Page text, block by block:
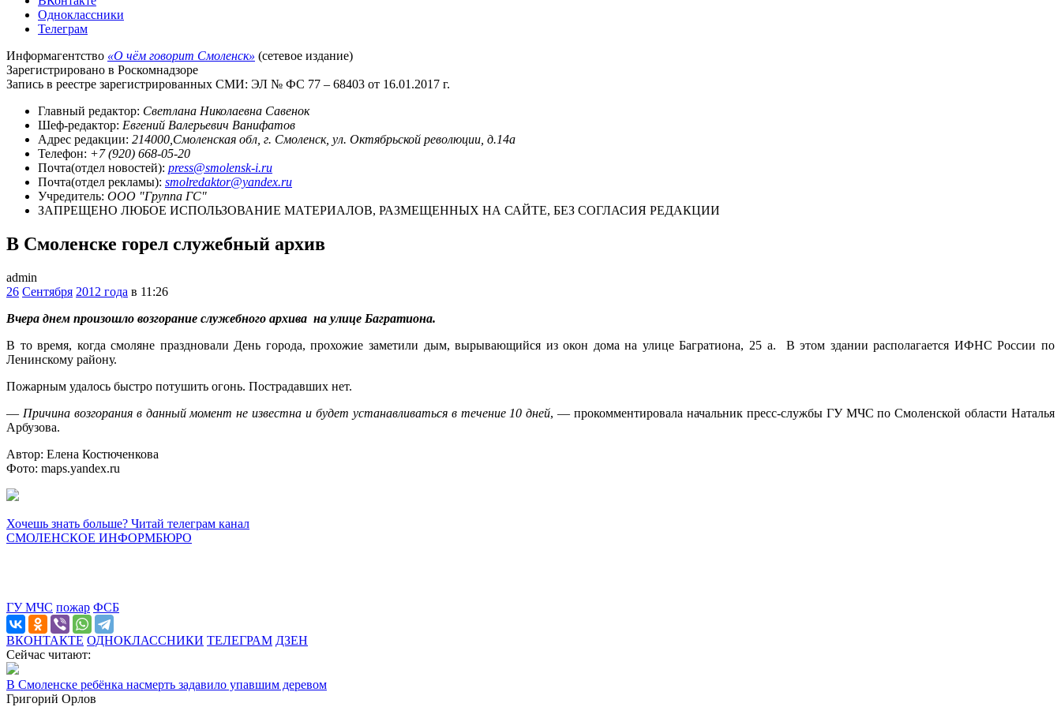
Одноклассники
Телеграм
Информагентство «О чём говорит Смоленск» (сетевое издание)
Зарегистрировано в Роскомнадзоре
Запись в реестре зарегистрированных СМИ: ЭЛ № ФС 77 – 68403 от 16.01.2017 г.
Главный редактор: Светлана Николаевна Савенок
Шеф-редактор: Евгений Валерьевич Ванифатов
Адрес редакции: 214000,Смоленская обл, г. Смоленск, ул. Октябрьской революции, д.14а
Телефон: +7 (920) 668-05-20
Почта(отдел новостей): press@smolensk-i.ru
Почта(отдел рекламы): smolredaktor@yandex.ru
Учредитель: ООО "Группа ГС"
ЗАПРЕЩЕНО ЛЮБОЕ ИСПОЛЬЗОВАНИЕ МАТЕРИАЛОВ, РАЗМЕЩЕННЫХ НА САЙТЕ, БЕЗ СОГЛАСИЯ РЕДАКЦИИ
В Смоленске горел служебный архив
admin
26 Сентября 2012 года в 11:26
Вчера днем произошло возгорание служебного архива на улице Багратиона.
В то время, когда смоляне праздновали День города, прохожие заметили дым, вырывающийся из окон дома на улице Багратиона, 25 а. В этом здании располагается ИФНС России по
Ленинскому району.
Пожарным удалось быстро потушить огонь. Пострадавших нет.
— Причина возгорания в данный момент не известна и будет устанавливаться в течение 10 дней, — прокомментировала начальник пресс-службы ГУ МЧС по Смоленской области Наталья
Арбузова.
Автор: Елена Костюченкова
Фото: maps.yandex.ru
Хочешь знать больше? Читай телеграм канал
СМОЛЕНСКОЕ ИНФОРМБЮРО
ГУ МЧС пожар ФСБ
ВКОНТАКТЕ ОДНОКЛАССНИКИ ТЕЛЕГРАМ ДЗЕН
Сейчас читают:
В Смоленске ребёнка насмерть задавило упавшим деревом
Григорий Орлов